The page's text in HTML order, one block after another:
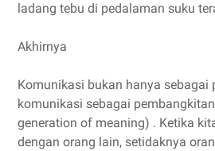
ladang tebu di pedalaman suku
Akhirnya
Komunikasi bukan hanya sebagai
komunikasi sebagai
generation of meaning) . Ketika
dengan orang lain, setidaknya